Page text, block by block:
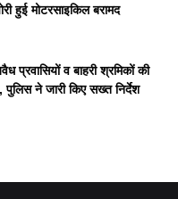
हुई मोटरसाइकिल बरामद
प्रवासियों व बाहरी श्रमिकों की
पुलिस ने जारी किए सख्त निर्देश